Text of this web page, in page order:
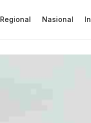
Regional Nasional